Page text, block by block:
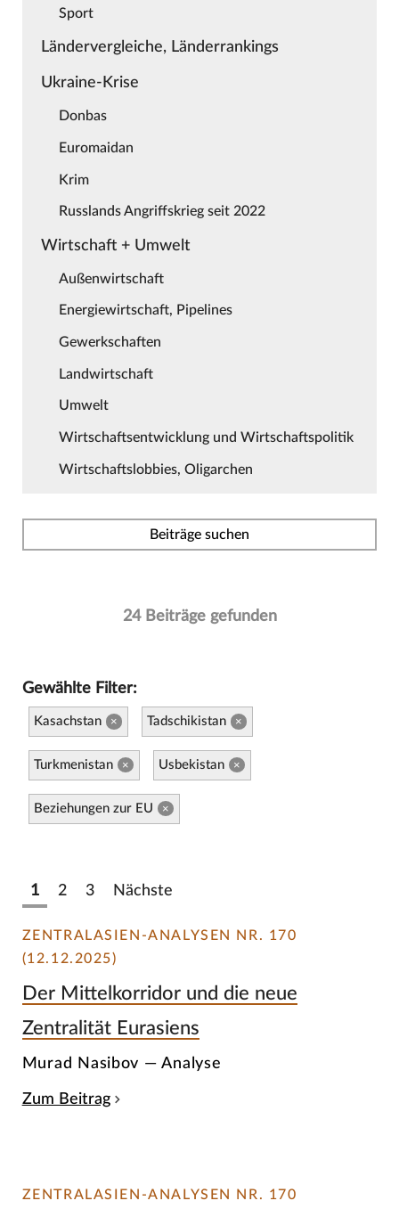
Sport
Ländervergleiche, Länderrankings
Ukraine-Krise
Donbas
Euromaidan
Krim
Russlands Angriffskrieg seit 2022
Wirtschaft + Umwelt
Außenwirtschaft
Energiewirtschaft, Pipelines
Gewerkschaften
Landwirtschaft
Umwelt
Wirtschaftsentwicklung und Wirtschaftspolitik
Wirtschaftslobbies, Oligarchen
Beiträge suchen
24 Beiträge gefunden
Gewählte Filter:
Kasachstan × Tadschikistan ×
Turkmenistan × Usbekistan ×
Beziehungen zur EU ×
1 2 3 Nächste
ZENTRALASIEN-ANALYSEN NR. 170
(12.12.2025)
Der Mittelkorridor und die neue
Zentralität Eurasiens
Murad Nasibov — Analyse
Zum Beitrag
ZENTRALASIEN-ANALYSEN NR. 170